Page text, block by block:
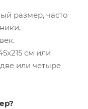
размер, часто
см или
или четыре